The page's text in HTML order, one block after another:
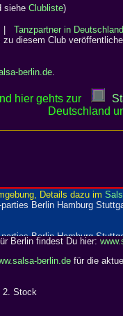
siehe Clubliste)
Tanzpartner in Deutschland
zu diesem Club
berlin.de.
hier gehts zur
Deutschland
Berlin findest Du hier:
berlin.de für die
2. Stock